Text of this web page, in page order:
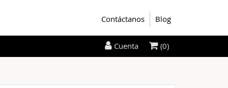
Contáctanos Blog
Cuenta (0)